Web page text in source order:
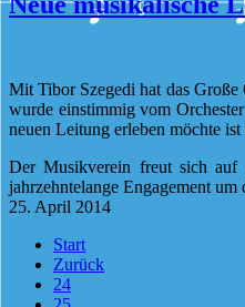
Mit Tibor Szegedi hat das
wurde einstimmig vom
neuen Leitung erleben möchte
Der Musikverein freut sich auf
jahrzehntelange Engagement um
25. April 2014
Start
Zurück
24